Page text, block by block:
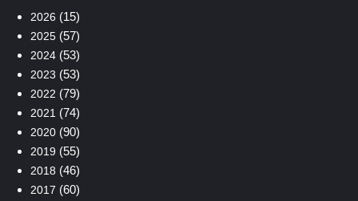
2026 (15)
2025(57)
2024(53)
2023 (53)
2022 (79)
2021 (74)
2020(90)
2019 (55)
2018 (46)
2017 (60)